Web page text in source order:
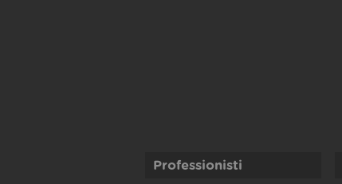
Professionisti